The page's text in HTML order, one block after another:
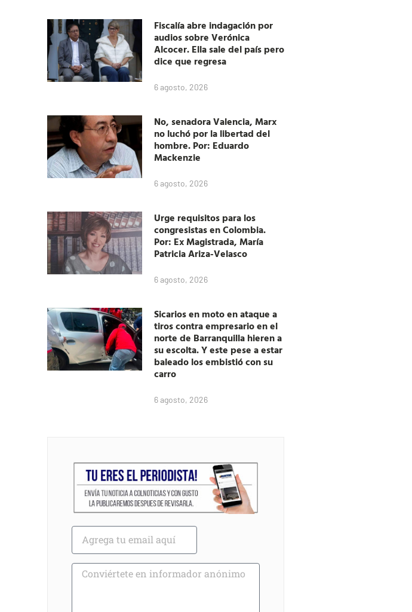
Fiscalía abre indagación por
audios sobre Verónica
Alcocer. Ella sale del país pero
dice que regresa
6 agosto, 2026
No, senadora Valencia, Marx
no luchó por la libertad del
hombre. Por: Eduardo
Mackenzie
6 agosto, 2026
Urge requisitos para los
congresistas en Colombia.
Por: Ex Magistrada, María
Patricia Ariza-Velasco
6 agosto, 2026
Sicarios en moto en ataque a
tiros contra empresario en el
norte de Barranquilla hieren a
su escolta. Y este pese a estar
baleado los embistió con su
carro
6 agosto, 2026